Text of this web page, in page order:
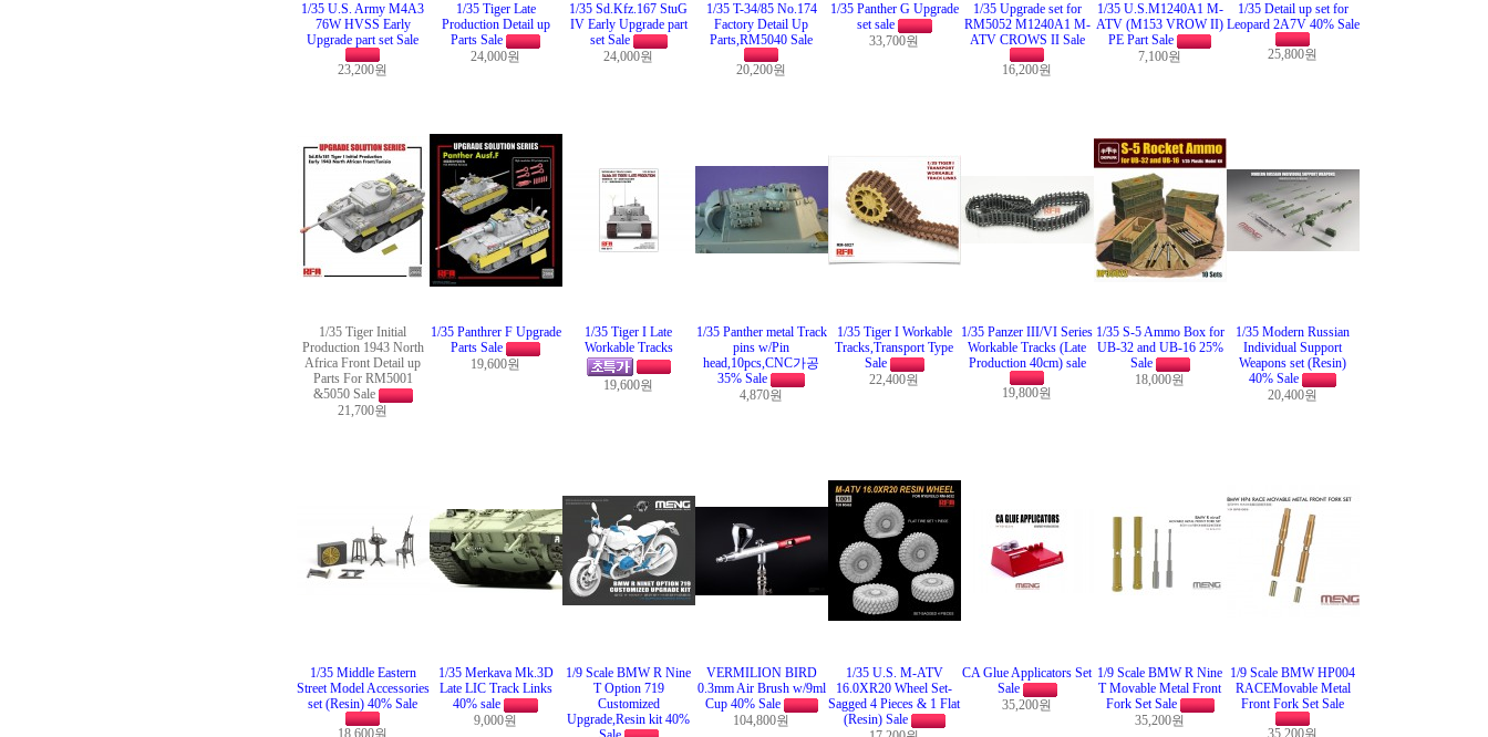
1/35 U.S. Army M4A3
76W HVSS Early
Upgrade part set Sale
23,200원
1/35 Tiger Late
Production Detail up
Parts Sale
24,000원
1/35 Sd.Kfz.167 StuG
IV Early Upgrade part
set Sale
24,000원
1/35 T-34/85 No.174
Factory Detail Up
Parts,RM5040 Sale
20,200원
1/35 Panther G Upgrade
set sale
33,700원
1/35 Upgrade set for
RM5052 M1240A1 M-
ATV CROWS II Sale
16,200원
1/35 U.S.M1240A1 M-
ATV (M153 VROW II)
PE Part Sale
7,100원
1/35 Detail up set for
Leopard 2A7V 40% Sale
25,800원
1/35 Tiger Initial
Production 1943 North
Africa Front Detail up
Parts For RM5001
&5050 Sale
21,700원
1/35 Panthrer F Upgrade
Parts Sale
19,600원
1/35 Tiger I Late
Workable Tracks
19,600원
1/35 Panther metal Track
pins w/Pin
head,10pcs,CNC가공
35% Sale
4,870원
1/35 Tiger I Workable
Tracks,Transport Type
Sale
22,400원
1/35 Panzer III/VI Series
Workable Tracks (Late
Production 40cm) sale
19,800원
1/35 S-5 Ammo Box for
UB-32 and UB-16 25%
Sale
18,000원
1/35 Modern Russian
Individual Support
Weapons set (Resin)
40% Sale
20,400원
1/35 Middle Eastern
Street Model Accessories
set (Resin) 40% Sale
18,600원
1/35 Merkava Mk.3D
Late LIC Track Links
40% sale
9,000원
1/9 Scale BMW R Nine
T Option 719
Customized
Upgrade,Resin kit 40%
VERMILION BIRD
0.3mm Air Brush w/9ml
Cup 40% Sale
104,800원
1/35 U.S. M-ATV
16.0XR20 Wheel Set-
Sagged 4 Pieces & 1 Flat
(Resin) Sale
CA Glue Applicators Set
Sale
35,200원
1/9 Scale BMW R Nine
T Movable Metal Front
Fork Set Sale
35,200원
1/9 Scale BMW HP004
RACEMovable Metal
Front Fork Set Sale
35,200원